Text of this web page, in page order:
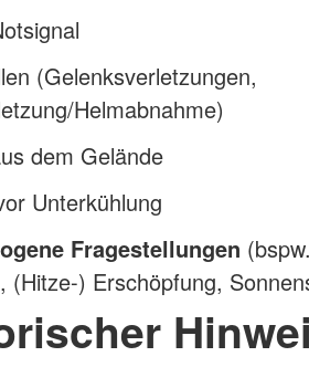
(Gelenksverletzungen,
Helmabnahme)
dem Gelände
Unterkühlung
Fragestellungen (bspw.
(Hitze-) Erschöpfung,